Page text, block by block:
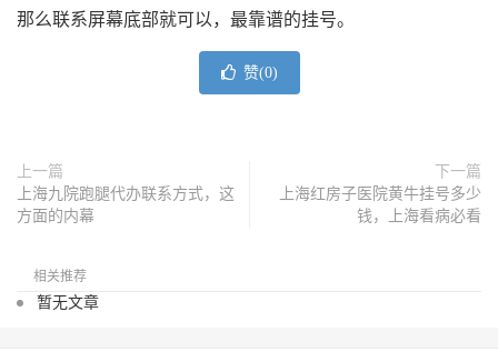
那么联系屏幕底部就可以，最靠谱的挂号。
赞(0)
上一篇
上海九院跑腿代办联系方式，这
方面的内幕
下一篇
上海红房子医院黄牛挂号多少
钱，上海看病必看
相关推荐
暂无文章